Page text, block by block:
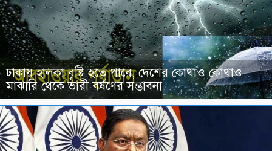
ঢাকায় হালকা বৃষ্টি হতে পারে, দেশের কোথাও কোথাও
মাঝারি থেকে ভারী বর্ষণের সম্ভাবনা